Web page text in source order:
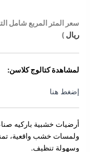
سعر المتر المربع شامل
ريال )
لمشاهدة كتالوج كلاسن:
إضغط هنا
أرضيات خشبية باركيه
ولمسات خشب واقعية،
وسهولة تنظيف.